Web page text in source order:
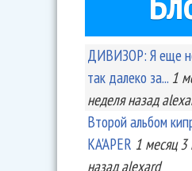
ДИВИЗОР: Я еще
так далеко за... 1
неделяназад
Второй альбом
KA'APER 1 месяц 3
назад alexard